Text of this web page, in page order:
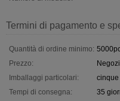
Termini di pagamento e
Quantità di ordine minimo:
Prezzo:
Imballaggi particolari:
cinque
Tempi di consegna:
35